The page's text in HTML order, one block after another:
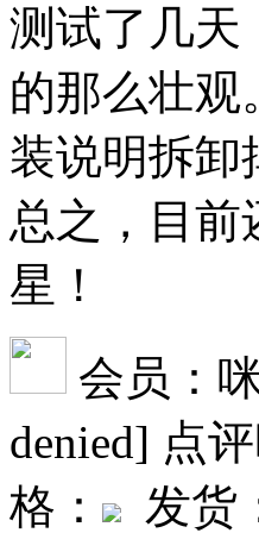
测试了几天
的那么壮观
装说明拆卸
总之，目前
星！
会员：
denied] 点
格：
发货